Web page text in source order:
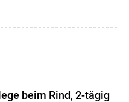
beim Rind, 2-tägig